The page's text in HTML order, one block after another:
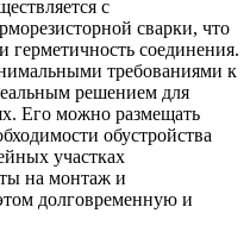
с
сварки, что
герметичность соединения.
требованиями к
решением для
Его можно размещать
обустройства
участках
на монтаж и
долговременную и